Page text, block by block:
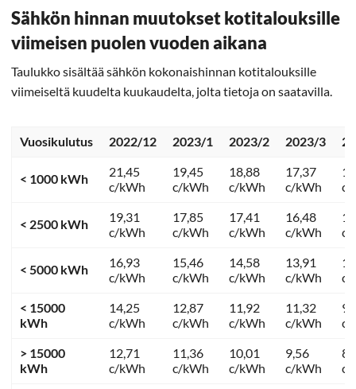
Sähkön hinnan muutokset kotitalouksille
viimeisen puolen vuoden aikana
Taulukko sisältää sähkön kokonaishinnan kotitalouksille
viimeiseltä kuudelta kuukaudelta, jolta tietoja on saatavilla.
Vuosikulutus 2022/12 2023/1 2023/2 2023/3
< 1000 kWh
21,45
c/kWh
19,45
c/kWh
18,88
c/kWh
17,37
c/kWh
c/
< 2500 kWh
19,31
c/kWh
17,85
c/kWh
17,41
c/kWh
16,48
c/kWh
c/
< 5000 kWh
16,93
c/kWh
15,46
c/kWh
14,58
c/kWh
13,91
c/kWh
c/
< 15000
kWh
14,25
c/kWh
12,87
c/kWh
11,92
c/kWh
11,32
c/kWh
c/
> 15000
kWh
12,71
c/kWh
11,36
c/kWh
10,01
c/kWh
9,56
c/kWh
c/